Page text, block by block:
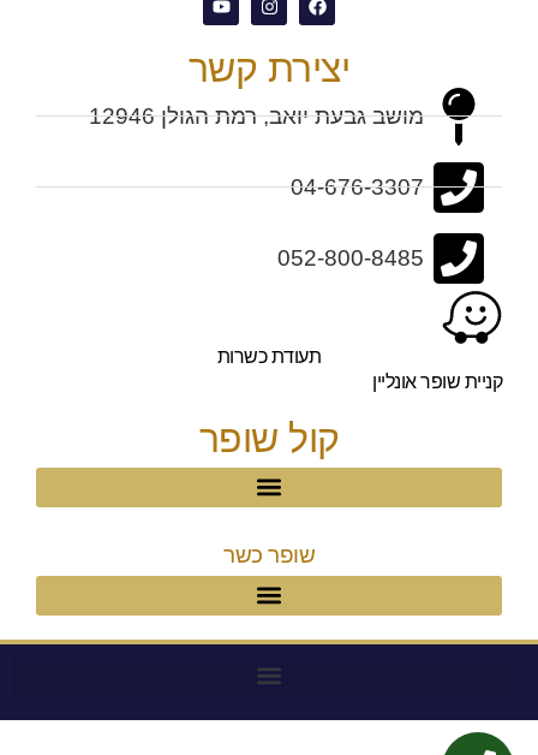
יצירת קשר
מושב גבעת יואב, רמת הגולן 12946
04-676-3307
052-800-8485
תעודת כשרות
קניית שופר אונליין
קול שופר
שופר כשר